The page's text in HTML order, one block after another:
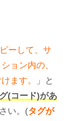
ーして、サ
ョン内の、
ます。
」と
(コード)があ
い。(タグが